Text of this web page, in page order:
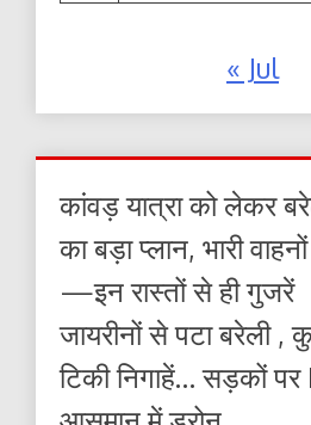
« Jul
कांवड़ यात्रा को लेकर
का बड़ा प्लान, भारी
—इन रास्तों से ही गुजरें
जायरीनों से पटा बरेली ,
टिकी निगाहें… सड़कों